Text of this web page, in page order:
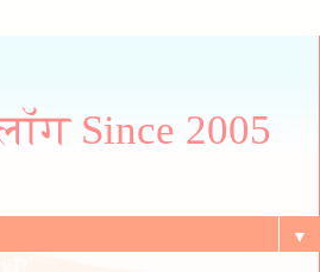
Since 2005
▼